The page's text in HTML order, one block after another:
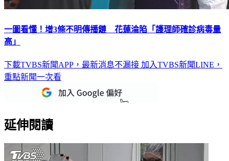
一圖看懂！增3條不明傳播鏈 花蓮淪陷「護理師確診病毒量
高」
下載TVBS新聞APP，最新消息不漏接 加入TVBS新聞LINE，
重點新聞一次看
延伸閱讀